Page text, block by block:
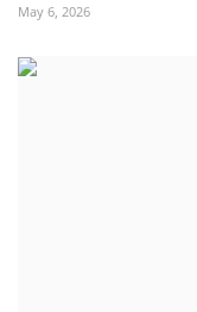
May 6, 2026